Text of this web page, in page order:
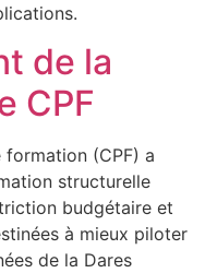
de la
CPF
(CPF) a
structurelle
budgétaire et
à mieux piloter
de la Dares